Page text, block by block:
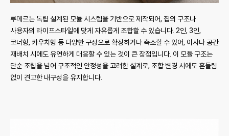
루메르는 독립 설계된 모듈 시스템을 기반으로 제작되어, 집의 구조나
사용자의 라이프스타일에 맞게 자유롭게 조합할 수 있습니다. 2인, 3인,
코너형, 카우치형 등 다양한 구성으로 확장하거나 축소할 수 있어, 이사나 공간
재배치 시에도 유연하게 대응할 수 있는 것이 큰 장점입니다. 이 모듈 구조는
단순 조립을 넘어 구조적인 안정성을 고려한 설계로, 조합 변경 시에도 흔들림
없이 견고한 내구성을 유지합니다.